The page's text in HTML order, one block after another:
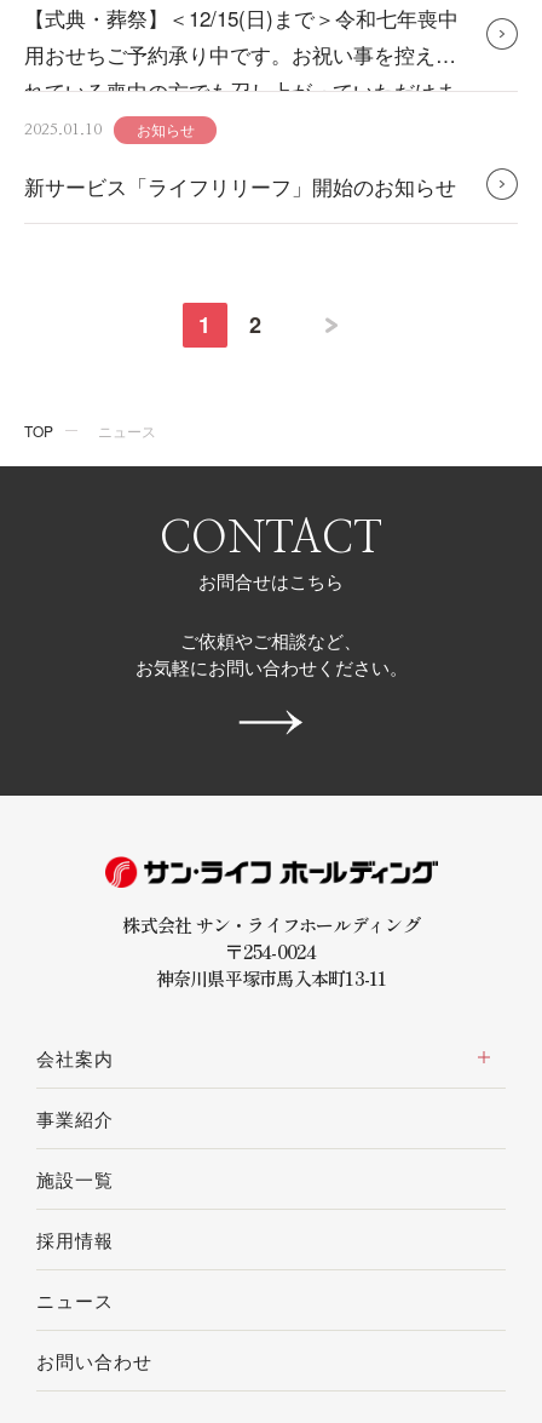
【式典・葬祭】＜12/15(日)まで＞令和七年喪中
用おせちご予約承り中です。お祝い事を控えら
れている喪中の方でも召し上がっていただけま
す。
2025.01.10 お知らせ
新サービス「ライフリリーフ」開始のお知らせ
1 2
TOP ニュース
CONTACT
お問合せはこちら
ご依頼やご相談など、
お気軽にお問い合わせください。
株式会社 サン・ライフホールディング
〒254-0024
神奈川県平塚市馬入本町13-11
会社案内
事業紹介
施設一覧
採用情報
ニュース
お問い合わせ